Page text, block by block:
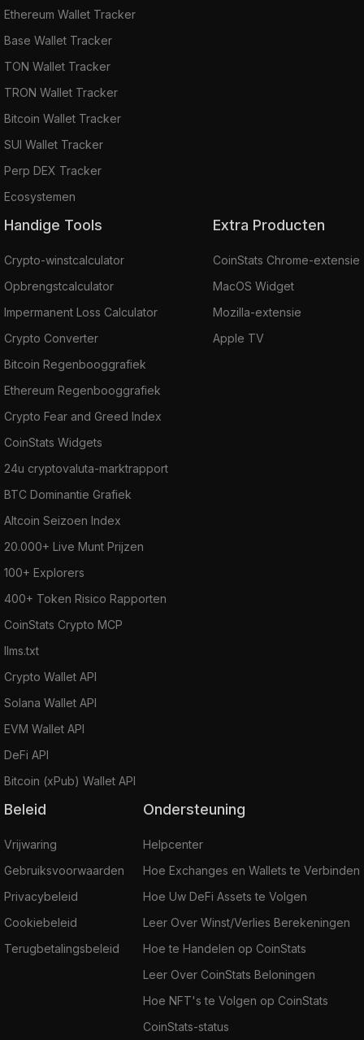
Ethereum Wallet Tracker
Base Wallet Tracker
TON Wallet Tracker
TRON Wallet Tracker
Bitcoin Wallet Tracker
SUI Wallet Tracker
Perp DEX Tracker
Ecosystemen
Handige Tools
Crypto-winstcalculator
Opbrengstcalculator
Impermanent Loss Calculator
Crypto Converter
Bitcoin Regenbooggrafiek
Ethereum Regenbooggrafiek
Crypto Fear and Greed Index
CoinStats Widgets
24u cryptovaluta-marktrapport
BTC Dominantie Grafiek
Altcoin Seizoen Index
20.000+ Live Munt Prijzen
100+ Explorers
400+ Token Risico Rapporten
CoinStats Crypto MCP
llms.txt
Crypto Wallet API
Solana Wallet API
EVM Wallet API
DeFi API
Bitcoin (xPub) Wallet API
Extra Producten
CoinStats Chrome-extensie
MacOS Widget
Mozilla-extensie
Apple TV
Beleid
Vrijwaring
Gebruiksvoorwaarden
Privacybeleid
Cookiebeleid
Terugbetalingsbeleid
Ondersteuning
Helpcenter
Hoe Exchanges en Wallets te Verbinden
Hoe Uw DeFi Assets te Volgen
Leer Over Winst/Verlies Berekeningen
Hoe te Handelen op CoinStats
Leer Over CoinStats Beloningen
Hoe NFT's te Volgen op CoinStats
CoinStats-status